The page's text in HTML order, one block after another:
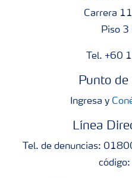
Carrera
Piso 3
Tel. +60
Punto de
Ingresa y
Línea
Tel. de denuncias: